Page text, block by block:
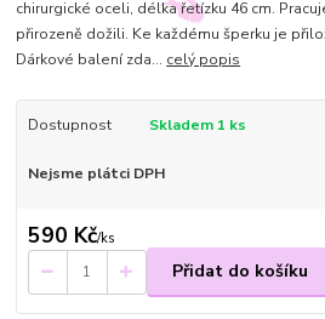
chirurgické oceli, délka řetízku 46 cm.
přirozeně dožili. Ke každému šperku je
Dárkové balení zda... celý popis
Dostupnost Skladem 1 ks
Nejsme plátci DPH
590 Kč/ks
Přidat do košíku